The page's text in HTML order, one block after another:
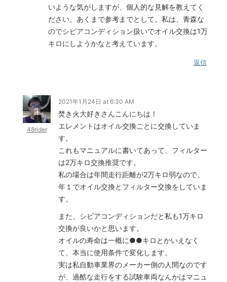
いような気がしますが、個人的な見解を教えてく
ださい。あくまで参考までとして。私は、青森な
のでシビアコンディション扱いでオイル交換は1万
キロにしようかなと考えています。
返信
48rider
2021年1月24日 at 6:30 AM
焚き火大好きさんこんにちは！
エレメントはオイル交換ごとに交換していま
す。
これもマニュアルに書いてあって、フィルター
は2万キロ交換推奨です。
私の場合は年間走行距離が2万キロ弱なので、
年１でオイル交換とフィルター交換をしていま
す。
また、シビアコンディションだと私も1万キロ
交換が良いかと思います。
オイルの寿命は一概に●●キロとかいえなく
て、本当に使用条件で変化します。
実は私自動車業界のメーカー側の人間なのです
が、過酷な走行をする試験車両なんかはマニュ